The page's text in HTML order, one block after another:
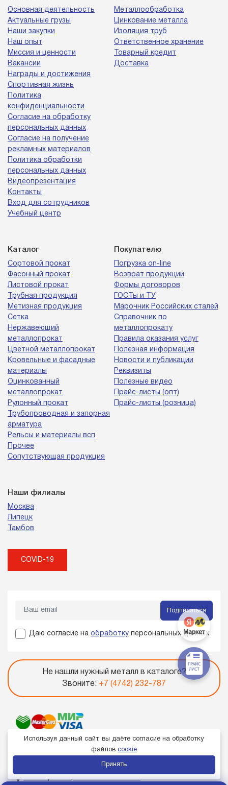
Основная деятельность
Актуальные грузы
Наши закупки
Наш опыт
Миссия и ценности
Вакансии
Награды и достижения
Спортивная жизнь
Политика
конфиденциальности
Согласие на обработку
персональных данных
Согласие на получение
рекламных материалов
Политика обработки
персональных данных
Видеопрезентация
Контакты
Вход для сотрудников
Учебный центр
Металлообработка
Цинкование металла
Изоляция труб
Ответственное хранение
Товарный кредит
Доставка
Каталог
Сортовой прокат
Фасонный прокат
Листовой прокат
Трубная продукция
Метизная продукция
Сетка
Нержавеющий
металлопрокат
Цветной металлопрокат
Кровельные и фасадные
материалы
Оцинкованный
металлопрокат
Рулонный прокат
Трубопроводная и запорная
арматура
Рельсы и материалы всп
Прочее
Сопутствующая продукция
Покупателю
Погрузка on-line
Возврат продукции
Формы договоров
ГОСТы и ТУ
Марочник Российских сталей
Справочник по
металлопрокату
Правила оказания услуг
Полезная информация
Новости и публикации
Реквизиты
Полезные видео
Прайс-листы (опт)
Прайс-листы (розница)
Наши филиалы
Москва
Липецк
Тамбов
COVID-19
Подписаться
Даю согласие на обработку персональных данных
Не нашли нужный металл в каталоге?
Звоните: +7 (4742) 232-787
Используя данный сайт, вы даёте согласие на обработку
файлов cookie
Принять